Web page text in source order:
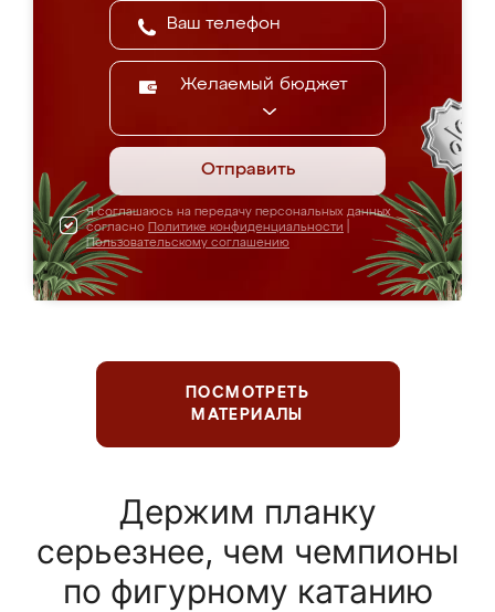
Желаемый бюджет
Отправить
Я соглашаюсь на передачу персональных данных
согласно Политике конфиденциальности
Пользовательскому соглашению
ПОСМОТРЕТЬ
МАТЕРИАЛЫ
Держим планку
серьезнее, чем чемпионы
по фигурному катанию